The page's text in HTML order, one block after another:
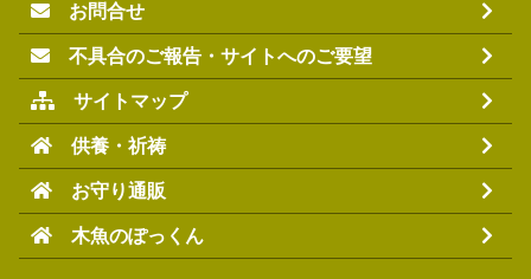
お問合せ
不具合のご報告・サイトへのご要望
サイトマップ
供養・祈祷
お守り通販
木魚のぽっくん